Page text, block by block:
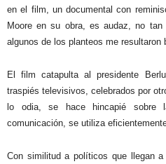
en el film, un documental con
Moore en su obra, es audaz, no
algunos de los planteos me resultaron
El film catapulta al presidente
traspiés televisivos, celebrados por
lo odia, se hace hincapié sobre
comunicación, se utiliza
Con similitud a políticos que llegan